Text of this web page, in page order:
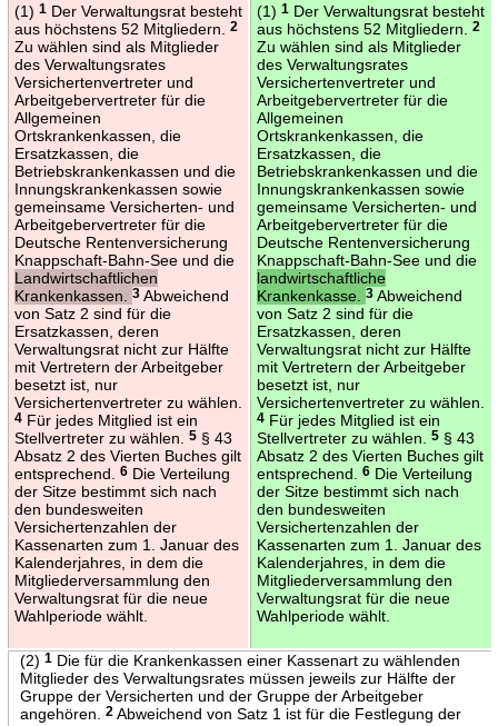
(1) 1Der Verwaltungsrat besteht
aus höchstens 52 Mitgliedern.
2
Zu wählen sind als Mitglieder
des Verwaltungsrates
Versichertenvertreter und
Arbeitgebervertreter für die
Allgemeinen
Ortskrankenkassen, die
Ersatzkassen, die
Betriebskrankenkassen und die
Innungskrankenkassen sowie
gemeinsame Versicherten- und
Arbeitgebervertreter für die
Deutsche Rentenversicherung
Knappschaft-Bahn-See und die
Landwirtschaftlichen
Krankenkassen.
3Abweichend
von Satz 2 sind für die
Ersatzkassen, deren
Verwaltungsrat nicht zur Hälfte
mit Vertretern der Arbeitgeber
besetzt ist, nur
Versichertenvertreter zu wählen.
4Für jedes Mitglied ist ein
Stellvertreter zu wählen.
5§ 43
Absatz 2 des Vierten Buches gilt
entsprechend.
6Die Verteilung
der Sitze bestimmt sich nach
den bundesweiten
Versichertenzahlen der
Kassenarten zum 1. Januar des
Kalenderjahres, in dem die
Mitgliederversammlung den
Verwaltungsrat für die neue
Wahlperiode wählt.
(1) 1Der Verwaltungsrat besteht
aus höchstens 52 Mitgliedern.
2
Zu wählen sind als Mitglieder
des Verwaltungsrates
Versichertenvertreter und
Arbeitgebervertreter für die
Allgemeinen
Ortskrankenkassen, die
Ersatzkassen, die
Betriebskrankenkassen und die
Innungskrankenkassen sowie
gemeinsame Versicherten- und
Arbeitgebervertreter für die
Deutsche Rentenversicherung
Knappschaft-Bahn-See und die
landwirtschaftliche
Krankenkasse.
3Abweichend
von Satz 2 sind für die
Ersatzkassen, deren
Verwaltungsrat nicht zur Hälfte
mit Vertretern der Arbeitgeber
besetzt ist, nur
Versichertenvertreter zu wählen.
4Für jedes Mitglied ist ein
Stellvertreter zu wählen.
5§ 43
Absatz 2 des Vierten Buches gilt
entsprechend.
6Die Verteilung
der Sitze bestimmt sich nach
den bundesweiten
Versichertenzahlen der
Kassenarten zum 1. Januar des
Kalenderjahres, in dem die
Mitgliederversammlung den
Verwaltungsrat für die neue
Wahlperiode wählt.
(2) 1Die für die Krankenkassen einer Kassenart zu wählenden
Mitglieder des Verwaltungsrates müssen jeweils zur Hälfte der
Gruppe der Versicherten und der Gruppe der Arbeitgeber
angehören.
2Abweichend von Satz 1 ist für die Festlegung der